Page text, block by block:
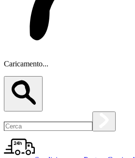
Caricamento...